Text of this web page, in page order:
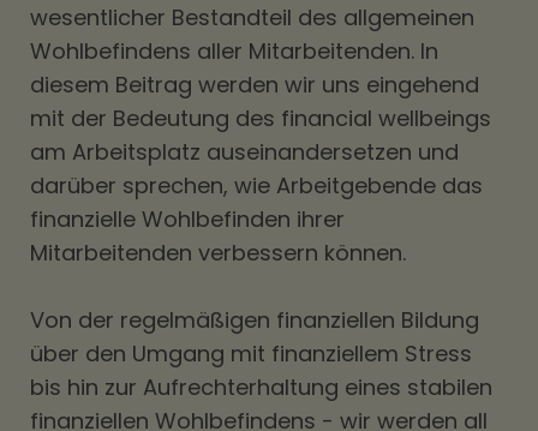
wesentlicher Bestandteil des allgemeinen
Wohlbefindens aller Mitarbeitenden. In
diesem Beitrag werden wir uns eingehend
mit der Bedeutung des financial wellbeings
am Arbeitsplatz auseinandersetzen und
darüber sprechen, wie Arbeitgebende das
finanzielle Wohlbefinden ihrer
Mitarbeitenden verbessern können.
Von der regelmäßigen finanziellen Bildung
über den Umgang mit finanziellem Stress
bis hin zur Aufrechterhaltung eines stabilen
finanziellen Wohlbefindens - wir werden all